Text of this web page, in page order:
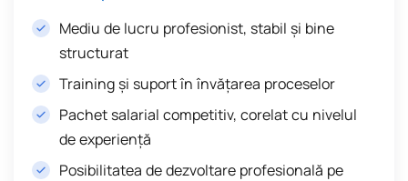
Mediu de lucru profesionist, stabil și bine
structurat
Training și suport în învățarea proceselor
Pachet salarial competitiv, corelat cu nivelul
de experiență
Posibilitatea de dezvoltare profesională pe